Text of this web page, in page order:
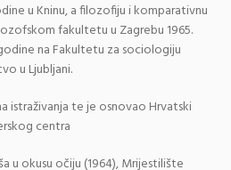
u Kninu, a filozofiju i komparativnu
fakultetu u Zagrebu 1965.
na Fakultetu za sociologiju
u Ljubljani.
istraživanja te je osnovao Hrvatski
centra
u okusu očiju (1964), Mrijestilište